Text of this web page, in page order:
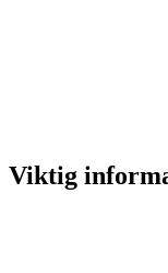
Viktig